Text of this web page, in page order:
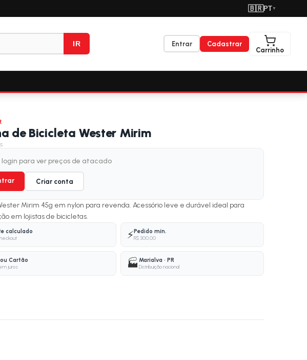
🇧🇷PT ▼
IR Entrar
Cadastrar
Carrinho
de Bicicleta Wester Mirim
login para ver preços de atacado
Criar conta
Mirim 45g em nylon para revenda. Acessório leve e durável ideal para
em lojistas de bicicletas.
calculado
⚡Pedido mín.
R$ 300,00
Cartão
juros
🏭 Marialva · PR
Distribuição nacional